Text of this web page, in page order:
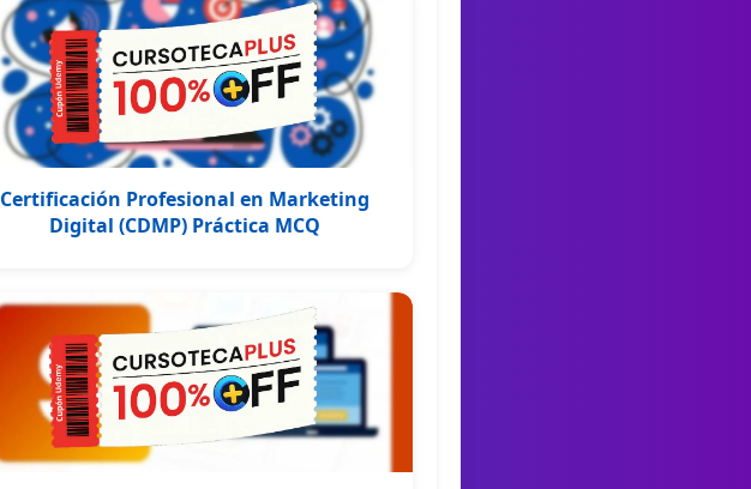
Certificación Profesional en Marketing
Digital (CDMP) Práctica MCQ